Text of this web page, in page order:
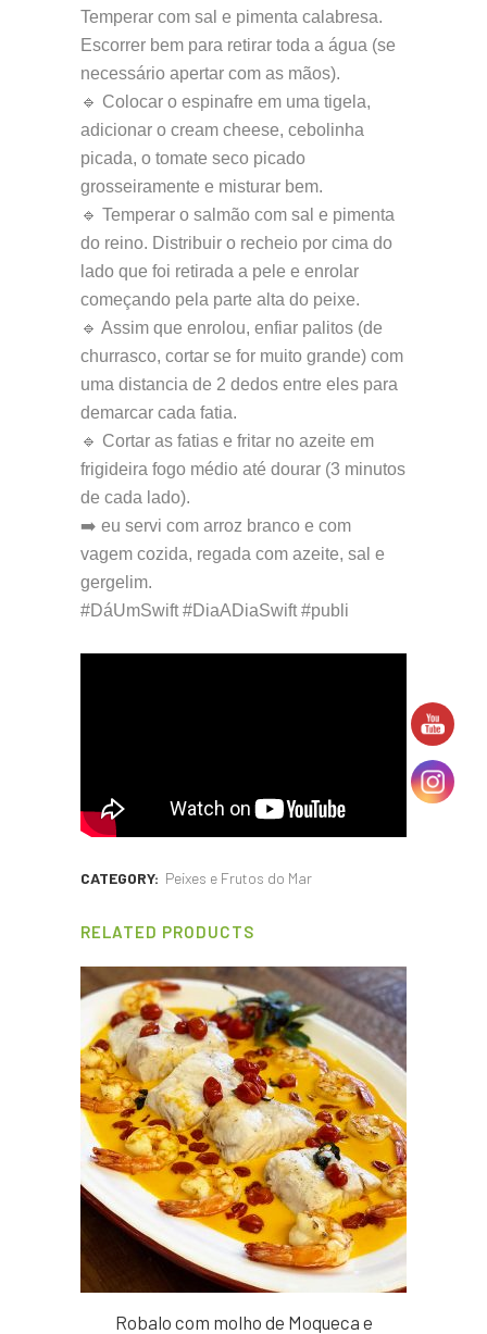
Temperar com sal e pimenta calabresa.
Escorrer bem para retirar toda a água (se
necessário apertar com as mãos).
🔹 Colocar o espinafre em uma tigela,
adicionar o cream cheese, cebolinha
picada, o tomate seco picado
grosseiramente e misturar bem.
🔹 Temperar o salmão com sal e pimenta
do reino. Distribuir o recheio por cima do
lado que foi retirada a pele e enrolar
começando pela parte alta do peixe.
🔹 Assim que enrolou, enfiar palitos (de
churrasco, cortar se for muito grande) com
uma distancia de 2 dedos entre eles para
demarcar cada fatia.
🔹 Cortar as fatias e fritar no azeite em
frigideira fogo médio até dourar (3 minutos
de cada lado).
➡️ eu servi com arroz branco e com
vagem cozida, regada com azeite, sal e
gergelim.
#DáUmSwift #DiaADiaSwift #publi
CATEGORY: Peixes e Frutos do Mar
RELATED PRODUCTS
Robalo com molho de Moqueca e